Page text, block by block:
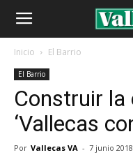
Inicio El Barrio
El Barrio
Construir
‘Vallecas
Por Vallecas VA - 7 junio 2018